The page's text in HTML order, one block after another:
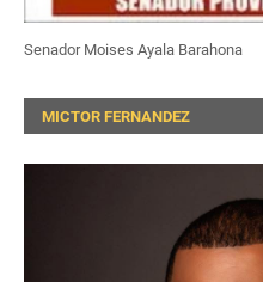
Senador Moises Ayala Barahona
MICTOR FERNANDEZ